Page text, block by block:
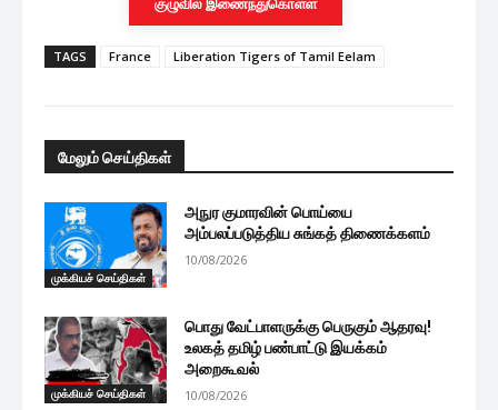
குழுவில் இணைந்துகொள்ள
TAGS France Liberation Tigers of Tamil Eelam
மேலும் செய்திகள்
முக்கியச் செய்திகள்
அநுர குமாரவின் பொய்யை
அம்பலப்படுத்திய சுங்கத் திணைக்களம்
10/08/2026
முக்கியச் செய்திகள்
பொது வேட்பாளருக்கு பெருகும் ஆதரவு!
உலகத் தமிழ் பண்பாட்டு இயக்கம்
அறைகூவல்
10/08/2026